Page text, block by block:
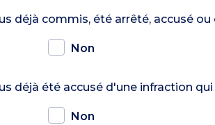
déjà commis, été arrêté, accusé
Non
déjà été accusé d'une infraction
Non